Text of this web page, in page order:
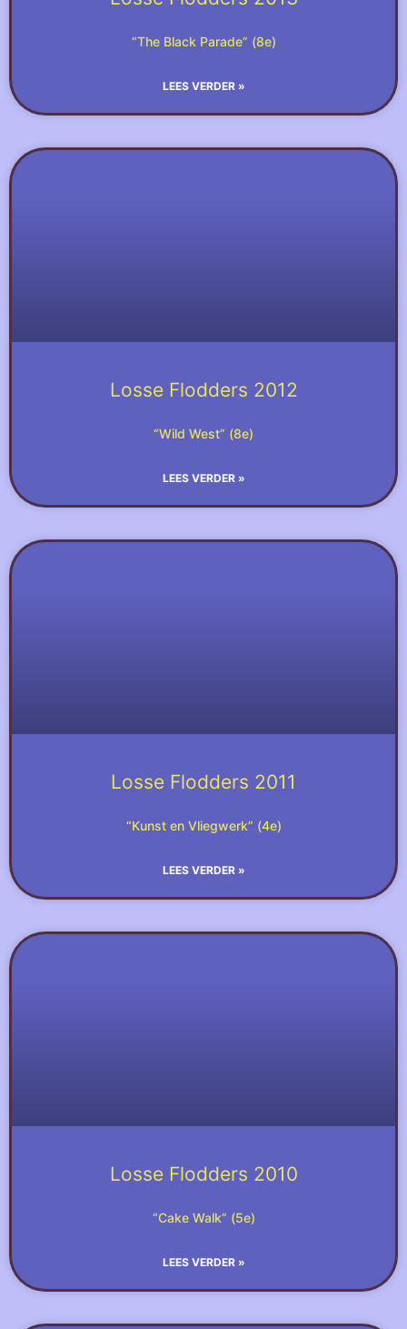
“The Black Parade” (8e)
LEES VERDER »
Losse Flodders 2012
“Wild West” (8e)
LEES VERDER »
Losse Flodders 2011
“Kunst en Vliegwerk” (4e)
LEES VERDER »
Losse Flodders 2010
“Cake Walk” (5e)
LEES VERDER »